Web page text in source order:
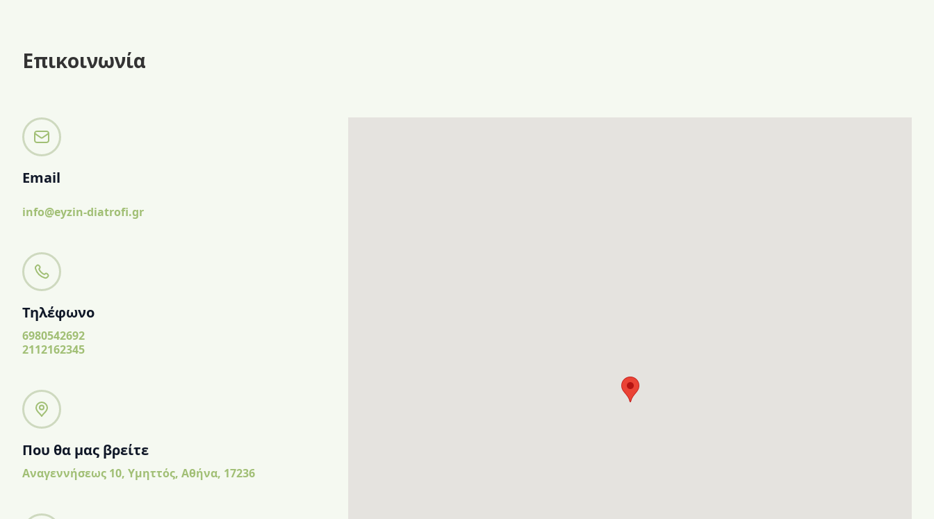
Επικοινωνία
Email
info@eyzin-diatrofi.gr
Τηλέφωνο
6980542692
2112162345
Που θα μας βρείτε
Αναγεννήσεως 10, Υμηττός, Αθήνα, 17236